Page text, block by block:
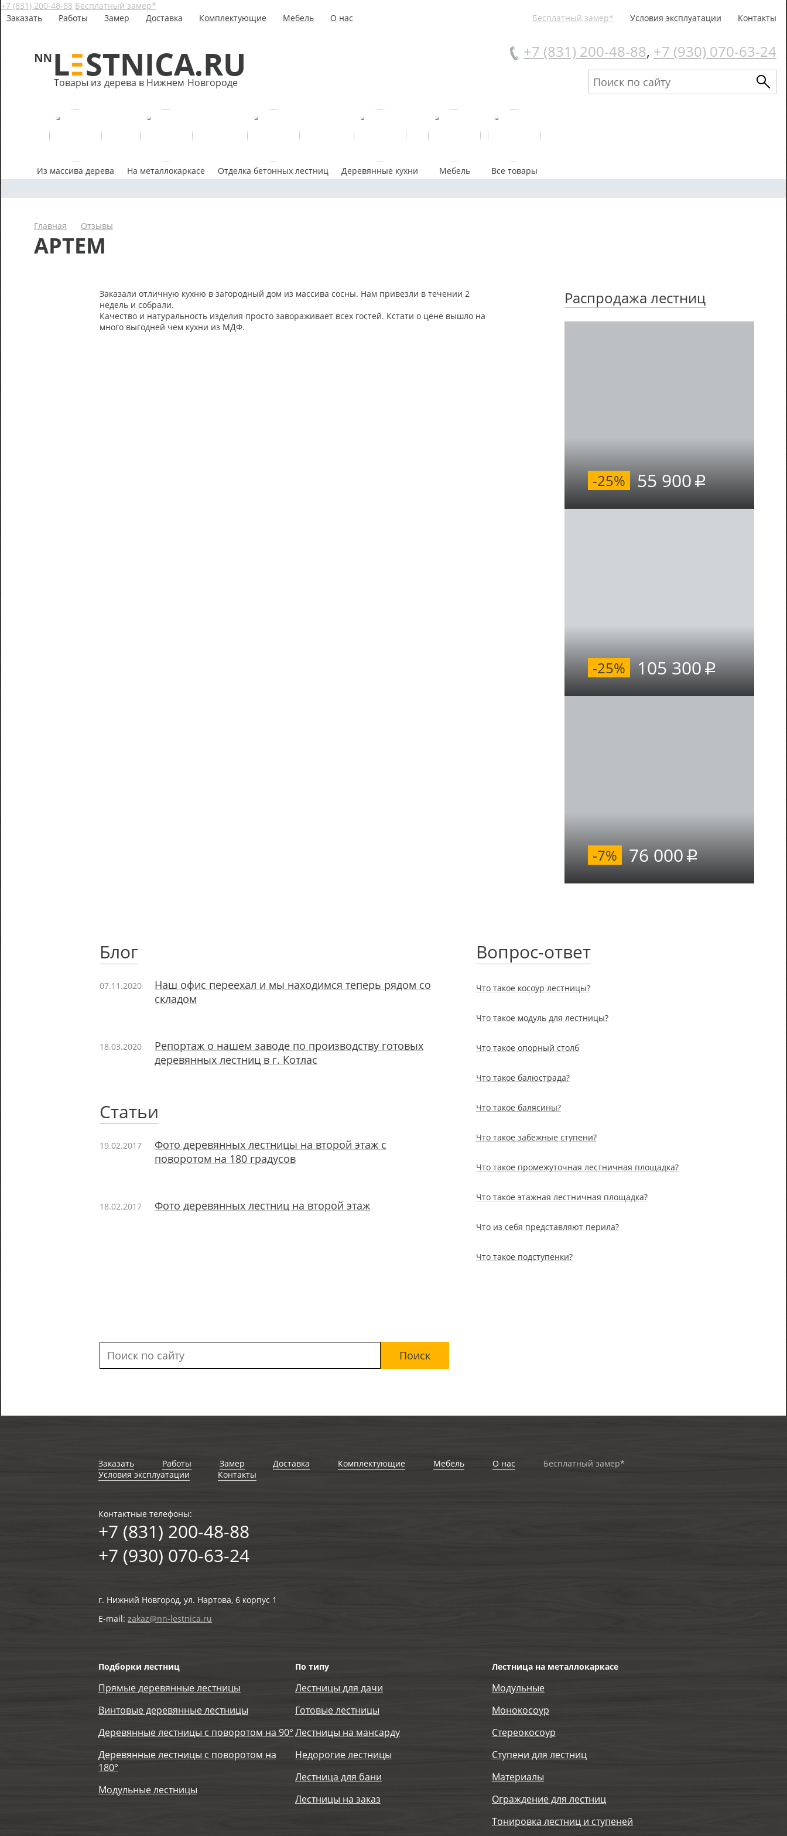
+7 (831) 200-48-88 Бесплатный замер*
Товары из дерева в Нижнем Новгороде
+7 (831) 200-48-88, +7 (930) 070-63-24
Заказать Работы Замер Доставка Комплектующие Мебель О нас Бесплатный замер* Условия эксплуатации Контакты
Из массива дерева На металлокаркасе Отделка бетонных лестниц Деревянные кухни Мебель Все товары
Главная Отзывы
АРТЕМ
Заказали отличную кухню в загородный дом из массива сосны. Нам привезли в течении 2
недель и собрали.
Качество и натуральность изделия просто завораживает всех гостей. Кстати о цене вышло на
много выгодней чем кухни из МДФ.
Распродажа лестниц
-25% 55 900
-25% 105 300
-7% 76 000
Блог
07.11.2020
Наш офис переехал и мы находимся теперь рядом со
складом
18.03.2020
Репортаж о нашем заводе по производству готовых
деревянных лестниц в г. Котлас
Статьи
19.02.2017
Фото деревянных лестницы на второй этаж с
поворотом на 180 градусов
18.02.2017 Фото деревянных лестниц на второй этаж
Вопрос-ответ
Что такое косоур лестницы?
Что такое модуль для лестницы?
Что такое опорный столб
Что такое балюстрада?
Что такое балясины?
Что такое забежные ступени?
Что такое промежуточная лестничная площадка?
Что такое этажная лестничная площадка?
Что из себя представляют перила?
Что такое подступенки?
Заказать Работы Замер Доставка Комплектующие Мебель О нас
Бесплатный замер*
Условия эксплуатации
Контакты
Контактные телефоны:
+7 (831) 200-48-88
+7 (930) 070-63-24
г. Нижний Новгород, ул. Нартова, 6 корпус 1
E-mail: zakaz@nn-lestnica.ru
Подборки лестниц
Прямые деревянные лестницы
Винтовые деревянные лестницы
Деревянные лестницы с поворотом на 90°
Деревянные лестницы с поворотом на
180°
Модульные лестницы
По типу
Лестницы для дачи
Готовые лестницы
Лестницы на мансарду
Недорогие лестницы
Лестница для бани
Лестницы на заказ
Лестница на металлокаркасе
Модульные
Монокосоур
Стереокосоур
Ступени для лестниц
Материалы
Ограждение для лестниц
Тонировка лестниц и ступеней